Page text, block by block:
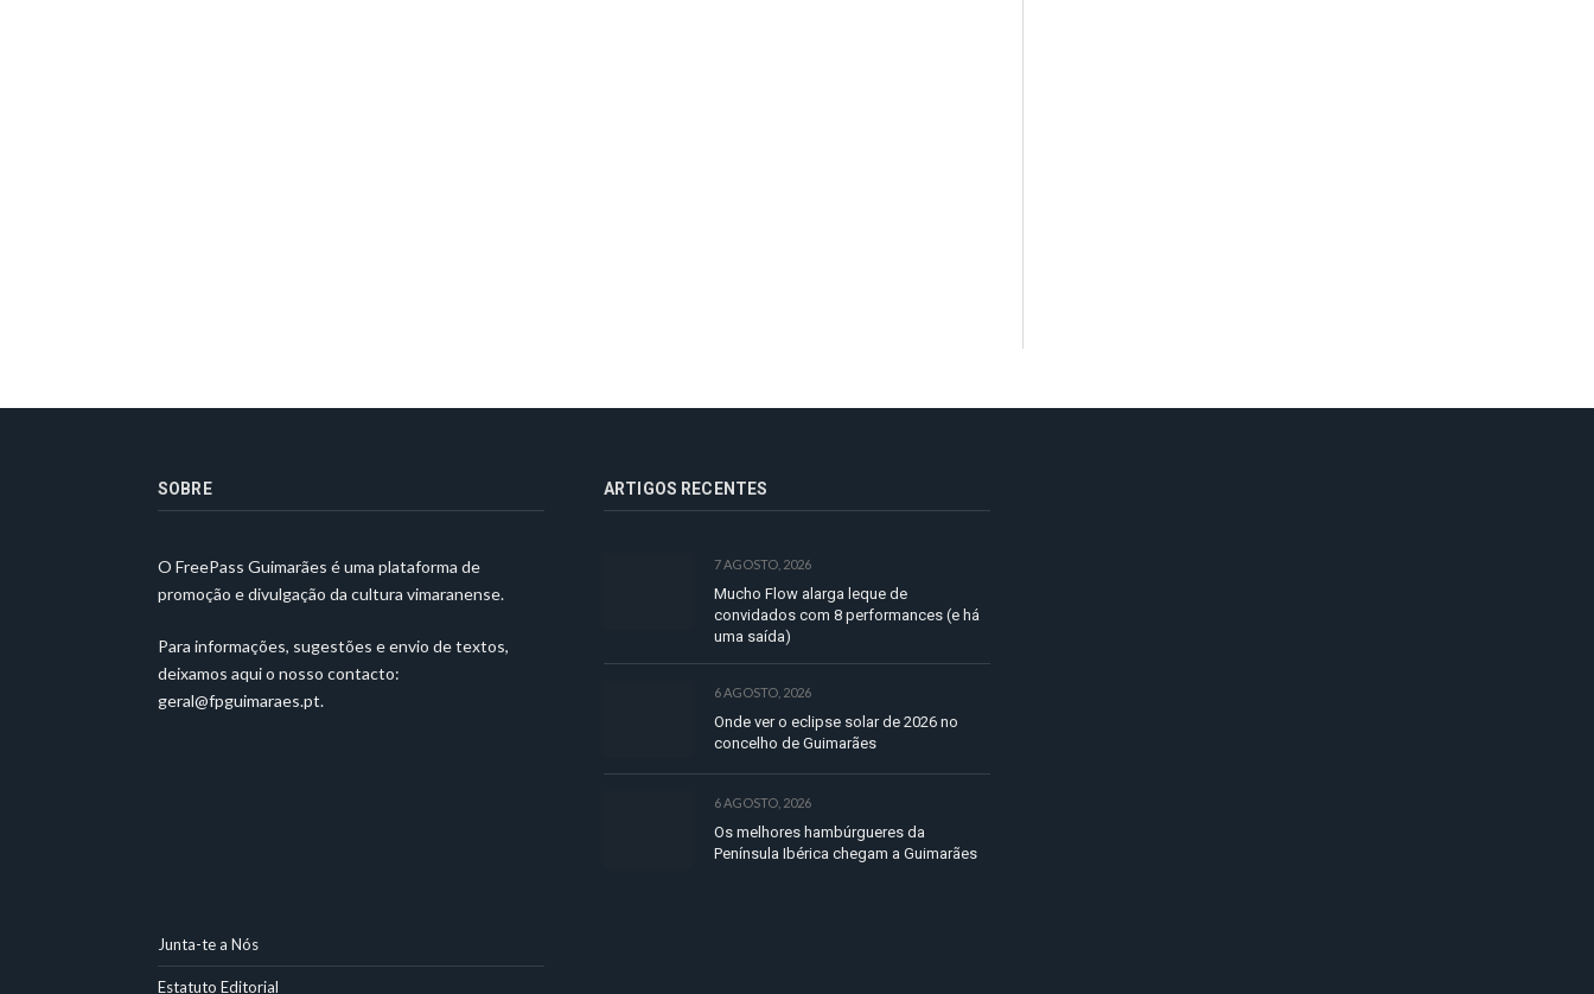
SOBRE
O FreePass Guimarães é uma plataforma de
promoção e divulgação da cultura vimaranense.
Para informações, sugestões e envio de textos,
deixamos aqui o nosso contacto:
geral@fpguimaraes.pt.
ARTIGOS RECENTES
7 AGOSTO, 2026
Mucho Flow alarga leque de
convidados com 8 performances (e há
uma saída)
6 AGOSTO, 2026
Onde ver o eclipse solar de 2026 no
concelho de Guimarães
6 AGOSTO, 2026
Os melhores hambúrgueres da
Península Ibérica chegam a Guimarães
Junta-te a Nós
Estatuto Editorial